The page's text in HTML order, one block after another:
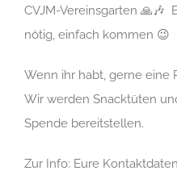
CVJM-Vereinsgarten 🙏🎶
nötig, einfach kommen 😉
Wenn ihr habt, gerne eine
Wir werden Snacktüten
Spende bereitstellen.
Zur Info: Eure